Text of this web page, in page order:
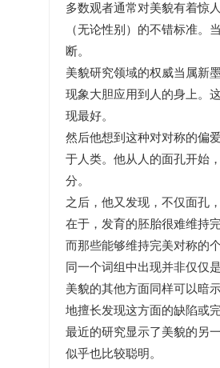
多数观者通常对美貌有着惊
（无论性别）的不错标准。
断。
美貌研究领域的权威当属新
现象大胆应用到人的身上。
现最好。
然后他想到这种对对称的偏
于人类。他从人的面孔开始
分。
之后，他又发现，不仅面
在于，发育的胚胎很难维持
而那些能够维持完美对称的
同一个词组中出现并非仅仅是
美貌的其他方面同样可以暗
地擅长发现这方面的缺陷或完
最近的研究显示了美貌的另
似乎也比较聪明。